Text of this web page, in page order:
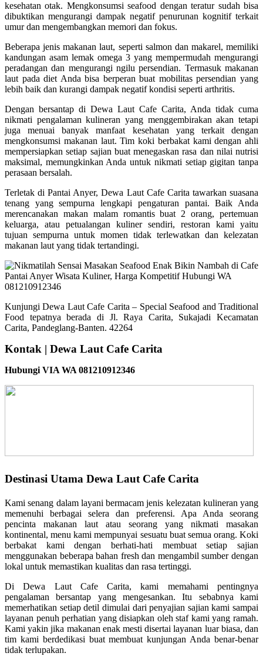
kesehatan otak. Mengkonsumsi seafood dengan teratur sudah bisa
dibuktikan mengurangi dampak negatif penurunan kognitif terkait
umur dan mengembangkan memori dan fokus.
Beberapa jenis makanan laut, seperti salmon dan makarel, memiliki
kandungan asam lemak omega 3 yang mempermudah mengurangi
peradangan dan mengurangi ngilu persendian. Termasuk makanan
laut pada diet Anda bisa berperan buat mobilitas persendian yang
lebih baik dan kurangi dampak negatif kondisi seperti arthritis.
Dengan bersantap di Dewa Laut Cafe Carita, Anda tidak cuma
nikmati pengalaman kulineran yang menggembirakan akan tetapi
juga menuai banyak manfaat kesehatan yang terkait dengan
mengkonsumsi makanan laut. Tim koki berbakat kami dengan ahli
mempersiapkan setiap sajian buat menegaskan rasa dan nilai nutrisi
maksimal, memungkinkan Anda untuk nikmati setiap gigitan tanpa
perasaan bersalah.
Terletak di Pantai Anyer, Dewa Laut Cafe Carita tawarkan suasana
tenang yang sempurna lengkapi pengaturan pantai. Baik Anda
merencanakan makan malam romantis buat 2 orang, pertemuan
keluarga, atau petualangan kuliner sendiri, restoran kami yaitu
tujuan sempurna untuk momen tidak terlewatkan dan kelezatan
makanan laut yang tidak tertandingi.
Kunjungi Dewa Laut Cafe Carita – Special Seafood and Traditional
Food tepatnya berada di Jl. Raya Carita, Sukajadi Kecamatan
Carita, Pandeglang-Banten. 42264
Kontak | Dewa Laut Cafe Carita
Hubungi VIA WA 081210912346
Destinasi Utama Dewa Laut Cafe Carita
Kami senang dalam layani bermacam jenis kelezatan kulineran yang
memenuhi berbagai selera dan preferensi. Apa Anda seorang
pencinta makanan laut atau seorang yang nikmati masakan
kontinental, menu kami mempunyai sesuatu buat semua orang. Koki
berbakat kami dengan berhati-hati membuat setiap sajian
menggunakan beberapa bahan fresh dan mengambil sumber dengan
lokal untuk memastikan kualitas dan rasa tertinggi.
Di Dewa Laut Cafe Carita, kami memahami pentingnya
pengalaman bersantap yang mengesankan. Itu sebabnya kami
memerhatikan setiap detil dimulai dari penyajian sajian kami sampai
layanan penuh perhatian yang disiapkan oleh staf kami yang ramah.
Kami yakin jika makanan enak mesti disertai layanan luar biasa, dan
tim kami berdedikasi buat membuat kunjungan Anda benar-benar
tidak terlupakan.